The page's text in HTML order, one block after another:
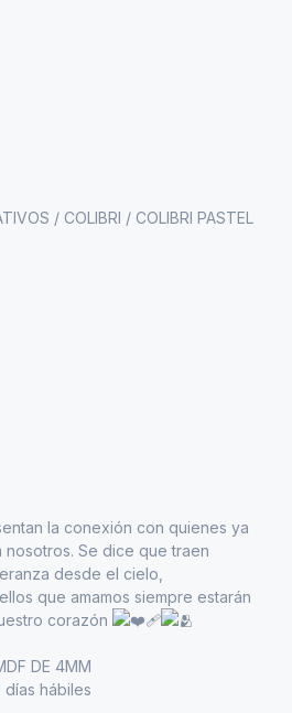
/ COLIBRI / COLIBRI PASTEL
la conexión con quienes ya
Se dice que traen
desde el cielo,
que amamos siempre estarán
corazón
DE 4MM
días hábiles